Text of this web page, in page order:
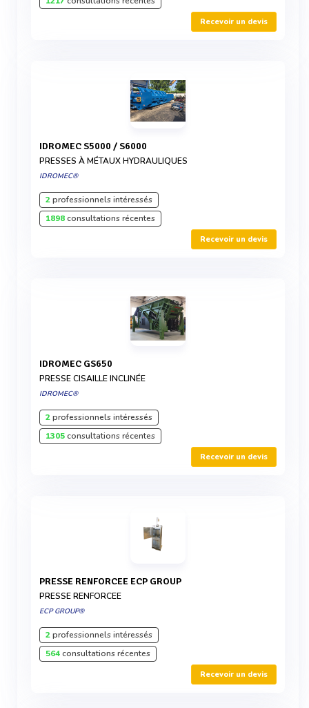
Recevoir un devis
IDROMEC S5000 / S6000
PRESSES À MÉTAUX HYDRAULIQUES
IDROMEC®
2professionnels intéressés
1898consultations récentes
Recevoir un devis
IDROMEC GS650
PRESSE CISAILLE INCLINÉE
IDROMEC®
2professionnels intéressés
1305consultations récentes
Recevoir un devis
PRESSE RENFORCEE ECP GROUP
PRESSE RENFORCEE
ECP GROUP®
2professionnels intéressés
564consultations récentes
Recevoir un devis